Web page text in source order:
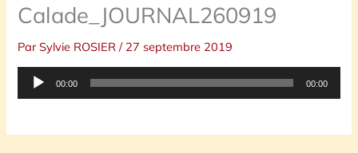
Calade_JOURNAL260919
ParSylvie ROSIER/ 27 septembre 2019
Lecteur
00:00 00:00